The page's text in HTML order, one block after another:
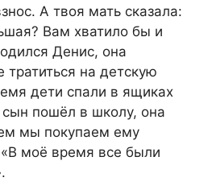
А твоя мать сказала:
Вам хватило бы и
Денис, она
тратиться на детскую
дети спали в ящиках
сын пошёл в школу, она
мы покупаем ему
моё время все были